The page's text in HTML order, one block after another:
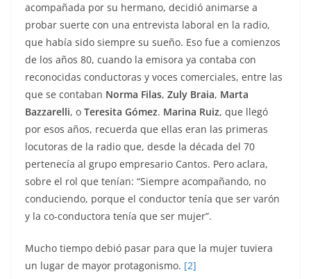
acompañada por su hermano, decidió animarse a
probar suerte con una entrevista laboral en la radio,
que había sido siempre su sueño. Eso fue a comienzos
de los años 80, cuando la emisora ya contaba con
reconocidas conductoras y voces comerciales, entre las
que se contaban Norma Filas, Zuly Braia, Marta
Bazzarelli, o Teresita Gómez. Marina Ruiz, que llegó
por esos años, recuerda que ellas eran las primeras
locutoras de la radio que, desde la década del 70
pertenecía al grupo empresario Cantos. Pero aclara,
sobre el rol que tenían: “Siempre acompañando, no
conduciendo, porque el conductor tenía que ser varón
y la co-conductora tenía que ser mujer”.
Mucho tiempo debió pasar para que la mujer tuviera
un lugar de mayor protagonismo. [2]